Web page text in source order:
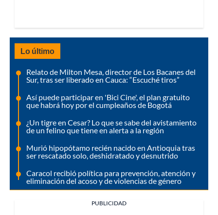
Lo último
Relato de Milton Mesa, director de Los Bacanes del
Sur, tras ser liberado en Cauca: “Escuché tiros”
Así puede participar en 'Bici Cine', el plan gratuito
que habrá hoy por el cumpleaños de Bogotá
¿Un tigre en Cesar? Lo que se sabe del avistamiento
de un felino que tiene en alerta a la región
Murió hipopótamo recién nacido en Antioquia tras
ser rescatado solo, deshidratado y desnutrido
Caracol recibió política para prevención, atención y
eliminación del acoso y de violencias de género
PUBLICIDAD